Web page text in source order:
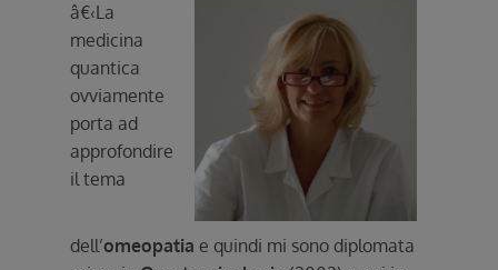
â€‹La
medicina
quantica
ovviamente
porta ad
approfondire
il tema
dell’omeopatia e quindi mi sono diplomata